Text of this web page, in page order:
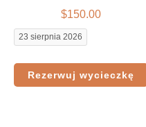
$150.00
23 sierpnia 2026
Rezerwuj wycieczkę